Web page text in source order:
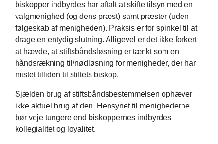
biskopper indbyrdes har aftalt at skifte tilsyn med en
valgmenighed (og dens præst) samt præster (uden
følgeskab af menigheden). Praksis er for spinkel til at
drage en entydig slutning. Alligevel er det ikke forkert
at hævde, at stiftsbåndsløsning er tænkt som en
håndsrækning til/nødløsning for menigheder, der har
mistet tilliden til stiftets biskop.
Sjælden brug af stiftsbåndsbestemmelsen ophæver
ikke aktuel brug af den. Hensynet til menighederne
bør veje tungere end biskoppernes indbyrdes
kollegialitet og loyalitet.